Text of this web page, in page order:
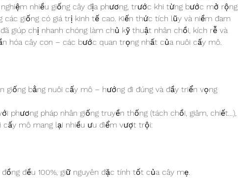
nhiều giống cây địa phương, trước khi từng bước mở rộng
các giống có giá trị kinh tế cao. Kiến thức tích lũy và niềm đam
giúp chị nhanh chóng làm chủ kỹ thuật nhân chồi, kích rễ và
hóa cây con – các bước quan trọng nhất của nuôi cấy mô.
giống bằng nuôi cấy mô – hướng đi đúng và đầy triển vọng
phương pháp nhân giống truyền thống (tách chồi, giâm, chiết…),
cấy mô mang lại nhiều ưu điểm vượt trội:
đồng đều 100%, giữ nguyên đặc tính tốt của cây mẹ.